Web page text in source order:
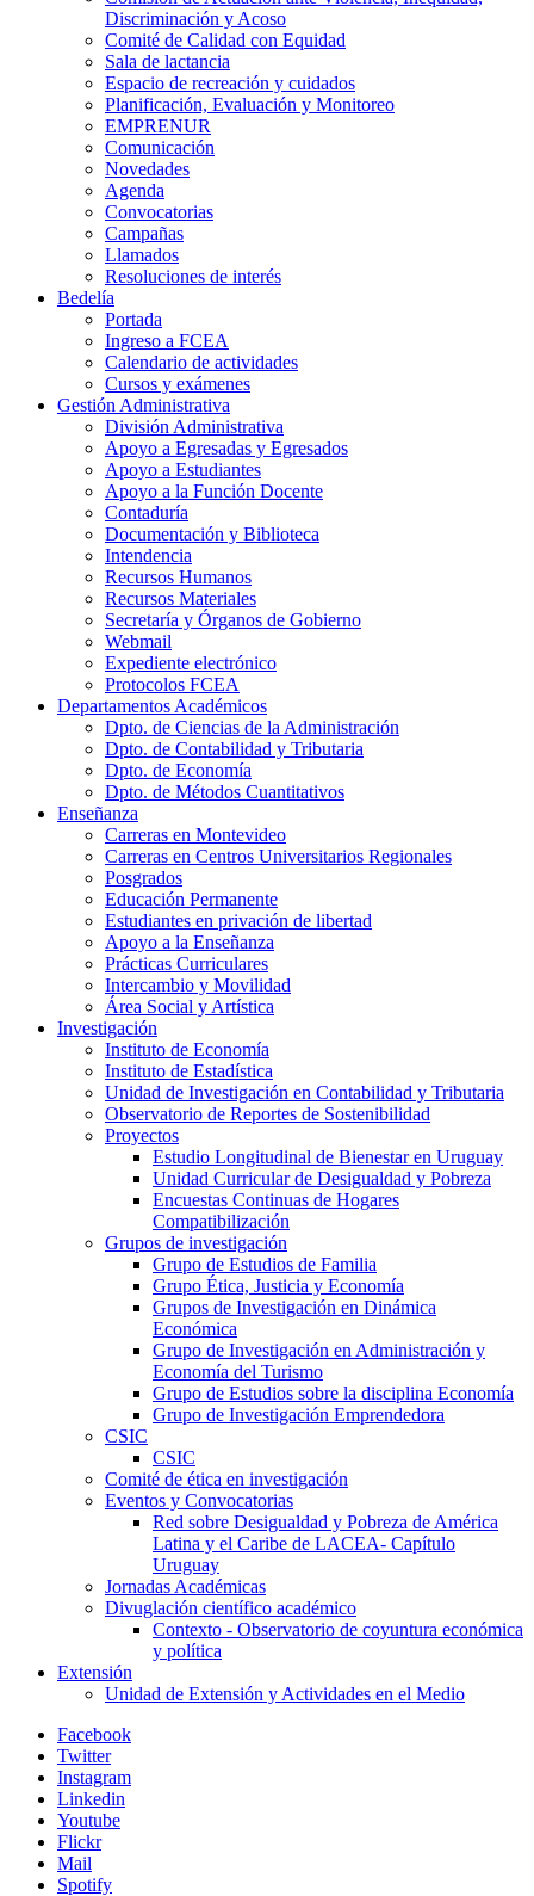
Discriminación y Acoso
Comité de Calidad con Equidad
Sala de lactancia
Espacio de recreación y cuidados
Planificación, Evaluación y Monitoreo
EMPRENUR
Comunicación
Novedades
Agenda
Convocatorias
Campañas
Llamados
Resoluciones de interés
Bedelía
Portada
Ingreso a FCEA
Calendario de actividades
Cursos y exámenes
Gestión Administrativa
División Administrativa
Apoyo a Egresadas y Egresados
Apoyo a Estudiantes
Apoyo a la Función Docente
Contaduría
Documentación y Biblioteca
Intendencia
Recursos Humanos
Recursos Materiales
Secretaría y Órganos de Gobierno
Webmail
Expediente electrónico
Protocolos FCEA
Departamentos Académicos
Dpto. de Ciencias de la Administración
Dpto. de Contabilidad y Tributaria
Dpto. de Economía
Dpto. de Métodos Cuantitativos
Enseñanza
Carreras en Montevideo
Carreras en Centros Universitarios Regionales
Posgrados
Educación Permanente
Estudiantes en privación de libertad
Apoyo a la Enseñanza
Prácticas Curriculares
Intercambio y Movilidad
Área Social y Artística
Investigación
Instituto de Economía
Instituto de Estadística
Unidad de Investigación en Contabilidad y Tributaria
Observatorio de Reportes de Sostenibilidad
Proyectos
Estudio Longitudinal de Bienestar en Uruguay
Unidad Curricular de Desigualdad y Pobreza
Encuestas Continuas de Hogares
Compatibilización
Grupos de investigación
Grupo de Estudios de Familia
Grupo Ética, Justicia y Economía
Grupos de Investigación en Dinámica
Económica
Grupo de Investigación en Administración y
Economía del Turismo
Grupo de Estudios sobre la disciplina Economía
Grupo de Investigación Emprendedora
CSIC
CSIC
Comité de ética en investigación
Eventos y Convocatorias
Red sobre Desigualdad y Pobreza de América
Latina y el Caribe de LACEA- Capítulo
Uruguay
Jornadas Académicas
Divuglación científico académico
Contexto - Observatorio de coyuntura económica
y política
Extensión
Unidad de Extensión y Actividades en el Medio
Facebook
Twitter
Instagram
Linkedin
Youtube
Flickr
Mail
Spotify